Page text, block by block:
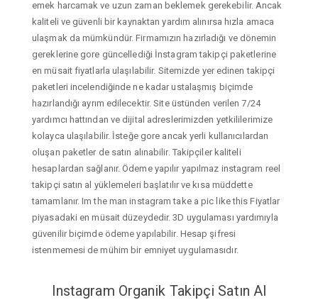
emek harcamak ve uzun zaman beklemek gerekebilir. Ancak
kaliteli ve güvenli bir kaynaktan yardım alınırsa hızla amaca
ulaşmak da mümkündür. Firmamızın hazırladığı ve dönemin
gereklerine gore güncellediği İnstagram takipçi paketlerine
en müsait fiyatlarla ulaşılabilir. Sitemizde yer edinen takipçi
paketleri incelendiğinde ne kadar ustalaşmış biçimde
hazırlandığı ayrım edilecektir. Site üstünden verilen 7/24
yardımcı hattından ve dijital adreslerimizden yetkililerimize
kolayca ulaşılabilir. İsteğe gore ancak yerli kullanıcılardan
oluşan paketler de satın alınabilir. Takipçiler kaliteli
hesaplardan sağlanır. Ödeme yapılır yapılmaz instagram reel
takipçi satın al yüklemeleri başlatılır ve kısa müddette
tamamlanır. Im the man instagram take a pic like this Fiyatlar
piyasadaki en müsait düzeydedir. 3D uygulaması yardımıyla
güvenilir biçimde ödeme yapılabilir. Hesap şifresi
istenmemesi de mühim bir emniyet uygulamasıdır.
Instagram Organik Takipçi Satın Al